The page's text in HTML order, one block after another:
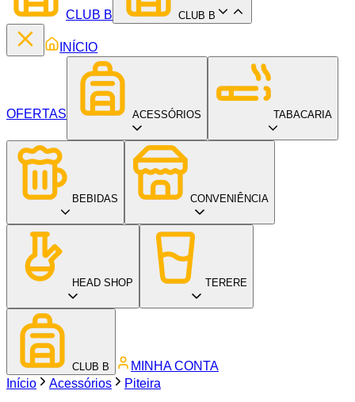
CLUB B CLUB B
INÍCIO
OFERTAS ACESSÓRIOS TABACARIA
BEBIDAS CONVENIÊNCIA
HEAD SHOP TERERE
CLUB B
MINHA CONTA
Início
Acessórios Piteira